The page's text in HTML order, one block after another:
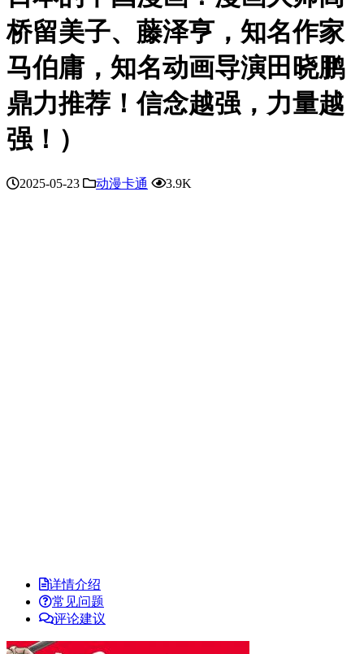
桥留美子、藤泽亨，知名作家
马伯庸，知名动画导演田晓鹏
鼎力推荐！信念越强，力量越
强！）
2025-05-23 动漫卡通 3.9K
详情介绍
常见问题
评论建议